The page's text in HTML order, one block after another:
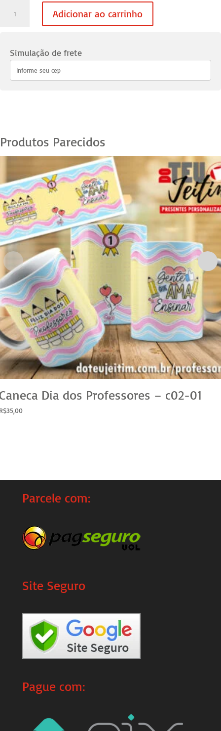
Professores
Adicionar ao carrinho
Simulação de frete
Produtos Parecidos
Dia dos Professores – c02-01
35,00
Parcele com:
Site Seguro
Pague com: